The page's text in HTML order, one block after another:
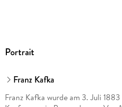
Portrait
Franz Kafka
Franz Kafka wurde am 3. Juli